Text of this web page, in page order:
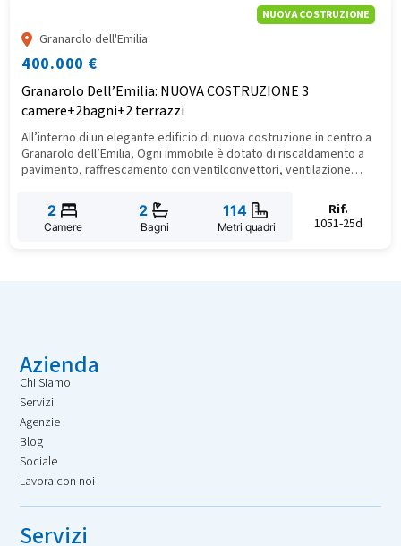
NUOVA COSTRUZIONE
Granarolo dell'Emilia
400.000 €
Granarolo Dell’Emilia: NUOVA COSTRUZIONE 3
camere+2bagni+2 terrazzi
​All’interno di un elegante edificio di nuova costruzione in centro a
Granarolo dell’Emilia, Ogni immobile è dotato di riscaldamento a
pavimento, raffrescamento con ventilconvettori, ventilazione
motorizzate e predisposizione per la ricarica auto elettrica.
Incluso posto auto di proprietà. Volendo cantina ciclabile ed
autorimessa. Una casa nuova, pronta a offrire benessere, silenzio
2
Camere
2
Bagni
114
Metri quadri
Rif.
1051-25d
Azienda
Chi Siamo
Servizi
Agenzie
Blog
Sociale
Lavora con noi
Servizi